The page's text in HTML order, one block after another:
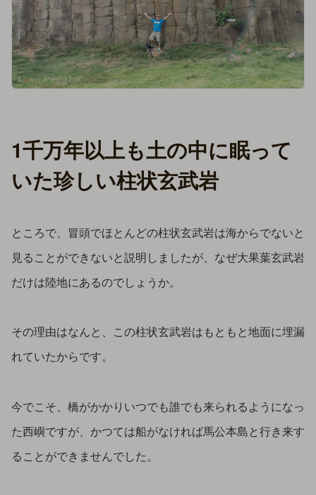
1千万年以上も土の中に眠って
いた珍しい柱状玄武岩
ところで、冒頭でほとんどの柱状玄武岩は海からでないと
見ることができないと説明しましたが、なぜ大果葉玄武岩
だけは陸地にあるのでしょうか。
その理由はなんと、この柱状玄武岩はもともと地面に埋漏
れていたからです。
今でこそ、橋がかかりいつでも誰でも来られるようになっ
た西嶼ですが、かつては船がなければ馬公本島と行き来す
ることができませんでした。